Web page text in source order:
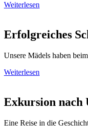
Weiterlesen
Erfolgreiches
Unsere Mädels haben
Weiterlesen
Exkursion nach
Eine Reise in die